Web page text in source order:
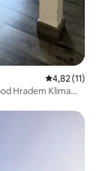
4,82 (11)
Hradem Klima